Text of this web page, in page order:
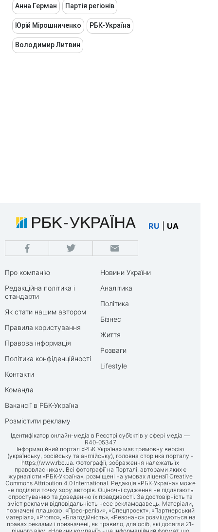
Анна Герман Партія регіонів
Юрій Мірошниченко РБК-Україна
Володимир Литвин
RU UA
Про компанію
Редакційна політика і
стандарти
Як стати нашим автором
Правила користування
Правова інформація
Політика конфіденційності
Контакти
Команда
Вакансії в РБК-Україна
Розмістити рекламу
Новини України
Аналітика
Політика
Бізнес
Життя
Розваги
Lifestyle
Ідентифікатор онлайн-медіа в Реєстрі суб’єктів у сфері медіа —
R40-05347
Інформаційний портал «РБК-Україна» має тримовну версію
(українську, російську та англійську), головна сторінка порталу -
https://www.rbc.ua. Фотографії, зображення належать їх
правовласникам. Всі фотографії на Порталі, авторами яких є
журналісти «РБК-Україна», розміщені на умовах ліцензії Creative
Commons Attribution 4.0 International. Редакція «РБК-Україна» може
не поділяти точку зору авторів. Оціночні судження не підлягають
спростуванню та доведенню їх правдивості. За достовірність та
зміст реклами відповідальність несе рекламодавець. Матеріали,
позначені плашкою: «Прес-релізи», «Спецпроект», «Партнерський
матеріал», «Promo», «Благодійність», «Резонанс» розміщуються на
правах реклами і призначені, як правило, для осіб, які досягли 21-